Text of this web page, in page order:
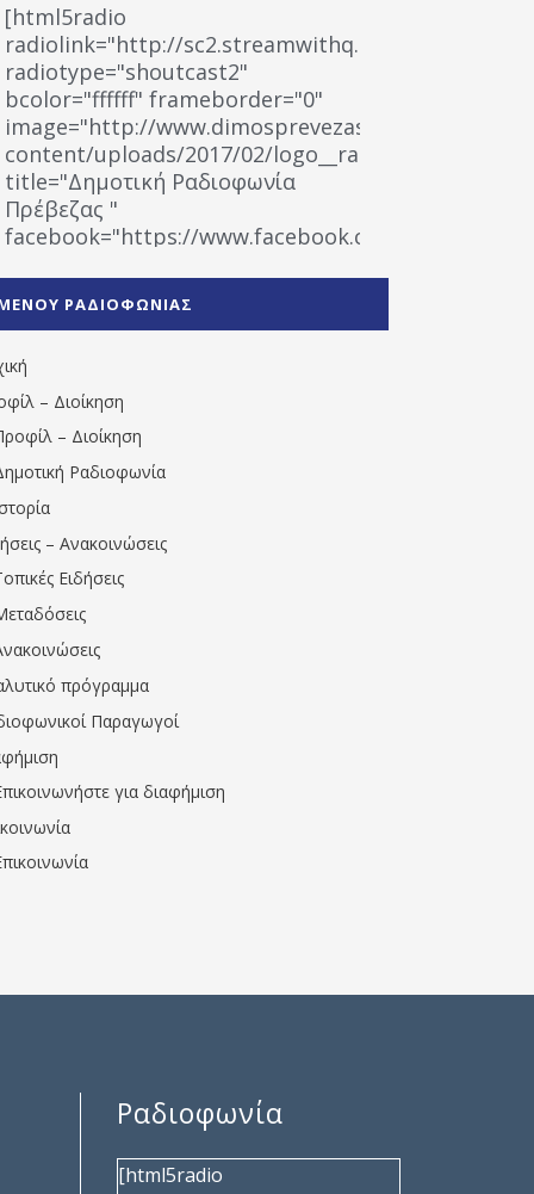
[html5radio
radiolink="http://sc2.streamwithq.com:8028/
radiotype="shoutcast2"
bcolor="ffffff" frameborder="0"
image="http://www.dimosprevezas.gr/wp-
content/uploads/2017/02/logo__radiofonias.jpg"
title="Δημοτική Ραδιοφωνία
Πρέβεζας "
facebook="https://www.facebook.com/
1531194763766854/" artist="" ]
ΡΑΔΙΟΦΩΝΙΑΣ
– Διοίκηση
– Διοίκηση
Ραδιοφωνία
– Ανακοινώσεις
Ειδήσεις
πρόγραμμα
Παραγωγοί
για διαφήμιση
Ραδιοφωνία
[html5radio